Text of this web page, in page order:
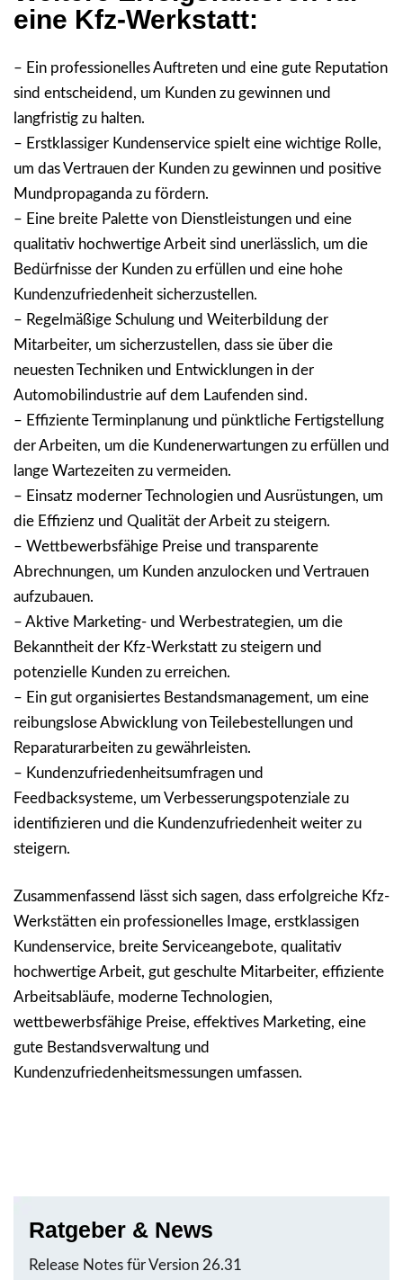
eine Kfz-Werkstatt:
– Ein professionelles Auftreten und eine gute Reputation
sind entscheidend, um Kunden zu gewinnen und
langfristig zu halten.
– Erstklassiger Kundenservice spielt eine wichtige Rolle,
um das Vertrauen der Kunden zu gewinnen und positive
Mundpropaganda zu fördern.
– Eine breite Palette von Dienstleistungen und eine
qualitativ hochwertige Arbeit sind unerlässlich, um die
Bedürfnisse der Kunden zu erfüllen und eine hohe
Kundenzufriedenheit sicherzustellen.
– Regelmäßige Schulung und Weiterbildung der
Mitarbeiter, um sicherzustellen, dass sie über die
neuesten Techniken und Entwicklungen in der
Automobilindustrie auf dem Laufenden sind.
– Effiziente Terminplanung und pünktliche Fertigstellung
der Arbeiten, um die Kundenerwartungen zu erfüllen und
lange Wartezeiten zu vermeiden.
– Einsatz moderner Technologien und Ausrüstungen, um
die Effizienz und Qualität der Arbeit zu steigern.
– Wettbewerbsfähige Preise und transparente
Abrechnungen, um Kunden anzulocken und Vertrauen
aufzubauen.
– Aktive Marketing- und Werbestrategien, um die
Bekanntheit der Kfz-Werkstatt zu steigern und
potenzielle Kunden zu erreichen.
– Ein gut organisiertes Bestandsmanagement, um eine
reibungslose Abwicklung von Teilebestellungen und
Reparaturarbeiten zu gewährleisten.
– Kundenzufriedenheitsumfragen und
Feedbacksysteme, um Verbesserungspotenziale zu
identifizieren und die Kundenzufriedenheit weiter zu
steigern.
Zusammenfassend lässt sich sagen, dass erfolgreiche Kfz-
Werkstätten ein professionelles Image, erstklassigen
Kundenservice, breite Serviceangebote, qualitativ
hochwertige Arbeit, gut geschulte Mitarbeiter, effiziente
Arbeitsabläufe, moderne Technologien,
wettbewerbsfähige Preise, effektives Marketing, eine
gute Bestandsverwaltung und
Kundenzufriedenheitsmessungen umfassen.
Ratgeber & News
Release Notes für Version 26.31